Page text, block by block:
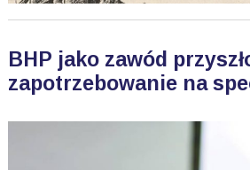
BHP jako zawód
zapotrzebowanie na